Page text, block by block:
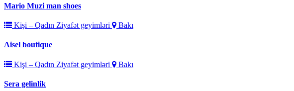
Mario Muzi man shoes
Kişi – Qadın Ziyafət geyimləri Bakı
Aisel boutique
Kişi – Qadın Ziyafət geyimləri Bakı
Sera gelinlik